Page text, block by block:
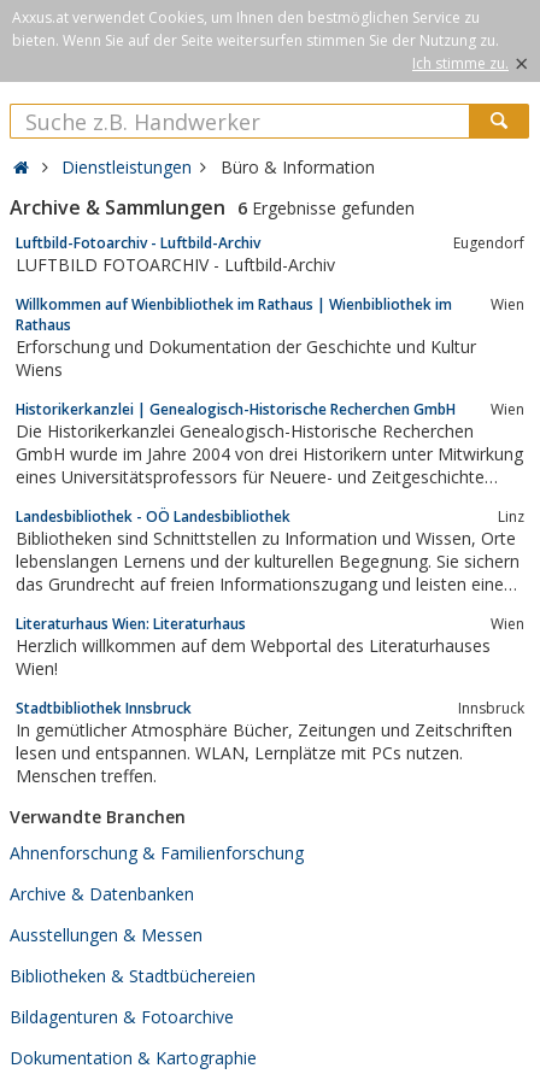
Axxus.at verwendet Cookies, um Ihnen den bestmöglichen Service zu
bieten. Wenn Sie auf der Seite weitersurfen stimmen Sie der Nutzung zu.
Ich stimme zu. ×
Dienstleistungen Büro & Information
Archive & Sammlungen 6 Ergebnisse gefunden
Luftbild-Fotoarchiv - Luftbild-Archiv Eugendorf
LUFTBILD FOTOARCHIV - Luftbild-Archiv
Willkommen auf Wienbibliothek im Rathaus | Wienbibliothek im
Rathaus
Wien
Erforschung und Dokumentation der Geschichte und Kultur
Wiens
Historikerkanzlei | Genealogisch-Historische Recherchen GmbH Wien
Die Historikerkanzlei Genealogisch-Historische Recherchen
GmbH wurde im Jahre 2004 von drei Historikern unter Mitwirkung
eines Universitätsprofessors für Neuere- und Zeitgeschichte
Ihren genealogischen Recherchen, bei der Erbenermittlung und
anderen historischen...
Landesbibliothek - OÖ Landesbibliothek Linz
Bibliotheken sind Schnittstellen zu Information und Wissen, Orte
lebenslangen Lernens und der kulturellen Begegnung. Sie sichern
das Grundrecht auf freien Informationszugang und leisten einen
gesellschaftlicher Teilhabe, zur Bewältigung von Beruf und Alltag
und zur sinnvollen...
Literaturhaus Wien: Literaturhaus Wien
Herzlich willkommen auf dem Webportal des Literaturhauses
Wien!
Stadtbibliothek Innsbruck Innsbruck
In gemütlicher Atmosphäre Bücher, Zeitungen und Zeitschriften
lesen und entspannen. WLAN, Lernplätze mit PCs nutzen.
Menschen treffen.
Verwandte Branchen
Ahnenforschung & Familienforschung
Archive & Datenbanken
Ausstellungen & Messen
Bibliotheken & Stadtbüchereien
Bildagenturen & Fotoarchive
Dokumentation & Kartographie